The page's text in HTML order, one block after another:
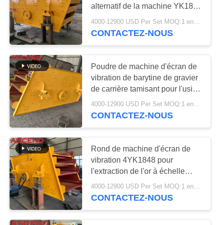
moulin humide de
casserole d'or
broyeur de broyeur
à boulets
alternatif de la machine YK1860
2YK1860 de tamis
4000-12900 USD Per Set MOQ:1 ensemble
CONTACTEZ-NOUS
Poudre de machine d'écran de
vibration de barytine de gravier
de carrière tamisant pour l'usine
d'exploitation
4000-12900 USD Per Set MOQ:1 ensemble
CONTACTEZ-NOUS
Rond de machine d'écran de
vibration 4YK1848 pour
l'extraction de l'or à échelle
réduite 4 plate-formes
4000-12900 USD Per Set MOQ:1 ensemble
CONTACTEZ-NOUS